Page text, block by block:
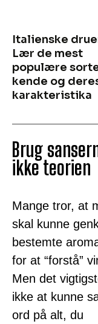
Italienske
Lær de mest
populære
kende og
karakteristika
Brug
ikke teorien
Mange tror, at
skal kunne
bestemte
for at “forstå”
Men det
ikke at kunne
ord på alt, du